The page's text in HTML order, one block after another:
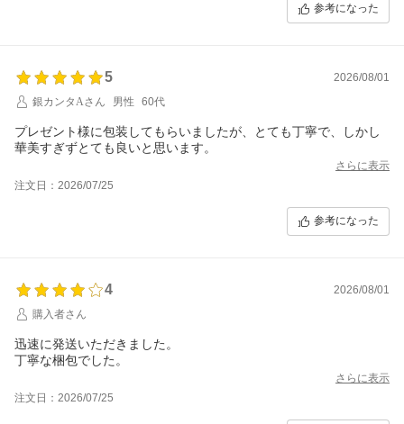
参考になった
5
2026/08/01
銀カンタAさん
男性 60代
プレゼント様に包装してもらいましたが、とても丁寧で、しかし
華美すぎずとても良いと思います。
さらに表示
注文日：2026/07/25
参考になった
4
2026/08/01
購入者さん
迅速に発送いただきました。
丁寧な梱包でした。
さらに表示
注文日：2026/07/25